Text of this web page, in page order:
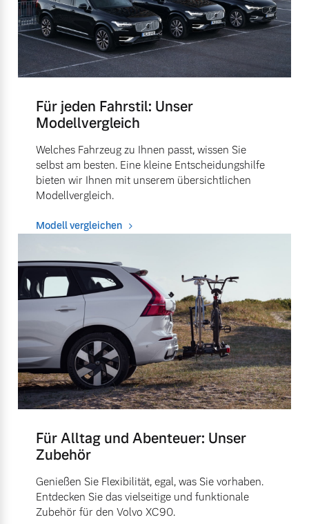
Für jeden Fahrstil: Unser
Modellvergleich
Welches Fahrzeug zu Ihnen passt, wissen Sie
selbst am besten. Eine kleine Entscheidungshilfe
bieten wir Ihnen mit unserem übersichtlichen
Modellvergleich.
Modell vergleichen
Für Alltag und Abenteuer: Unser
Zubehör
Genießen Sie Flexibilität, egal, was Sie vorhaben.
Entdecken Sie das vielseitige und funktionale
Zubehör für den Volvo XC90.